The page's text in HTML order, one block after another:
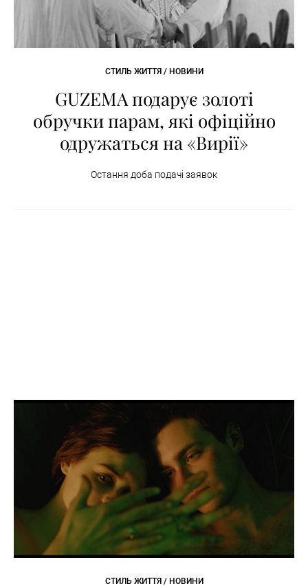
СТИЛЬ ЖИТТЯ / НОВИНИ
GUZEMA подарує золоті
обручки парам, які офіційно
одружаться на «Вирії»
Остання доба подачі заявок
СТИЛЬ ЖИТТЯ / НОВИНИ